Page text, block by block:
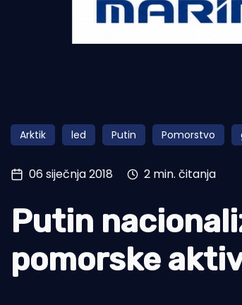
Pomorstvo
Ribolov
Tradicija i kultura
Arktik led Putin Pomorstvo
06 siječnja 2018 2 min. čitanja
Putin
pomorske